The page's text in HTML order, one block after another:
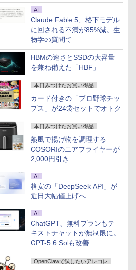
AI
Claude Fable 5、格下モデル
に回される不満が85%減。生
物学の質問で
HBMの速さとSSDの大容量
を兼ね備えた「HBF」
本日みつけたお買い得品
カード付きの「プロ野球チッ
プス」が24袋セットでオトク
本日みつけたお買い得品
熱風で揚げ物を調理する
COSORIのエアフライヤーが
2,000円引き
AI
格安の「DeepSeek API」が
近日大幅値上げへ
AI
ChatGPT、無料プランもテ
キストチャットが無制限に。
GPT-5.6 Solも改善
OpenClawで試したいアレコレ